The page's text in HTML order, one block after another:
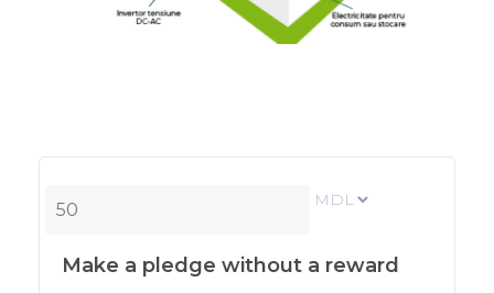
Make a pledge without a reward